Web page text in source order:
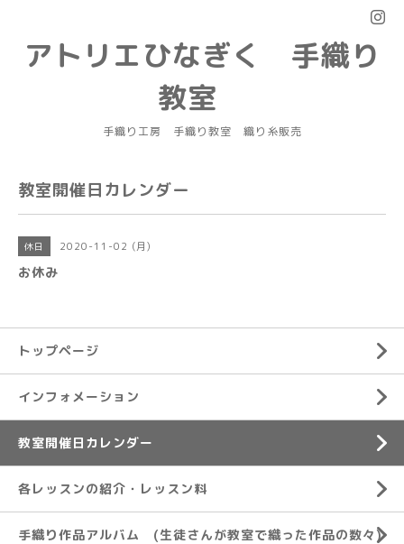
アトリエひなぎく 手織り
教室
手織り工房 手織り教室 織り糸販売
教室開催日カレンダー
休日 2020-11-02 (月)
お休み
トップページ
インフォメーション
教室開催日カレンダー
各レッスンの紹介・レッスン料
手織り作品アルバム (生徒さんが教室で織った作品の数々)